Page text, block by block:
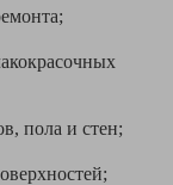
пола и стен;